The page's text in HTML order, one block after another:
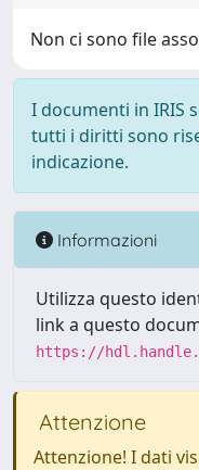
Non ci sono file
I documenti in IRIS
tutti i diritti sono
indicazione.
Informazioni
Utilizza questo
link a questo
https://
Attenzione
Attenzione! I dati